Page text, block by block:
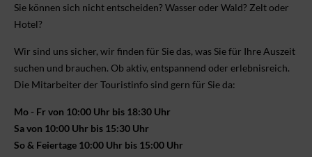
Sie können sich nicht ent­scheiden? Wasser oder Wald? Zelt oder
Hotel?
Wir sind uns sicher, wir finden für Sie das, was Sie für Ihre Aus­zeit
suchen und brauchen. Ob aktiv, ent­spannend oder erlebnis­reich.
Die Mitarbeiter der Touristinfo sind gern für Sie da:
Mo - Fr von 10:00 Uhr bis 18:30 Uhr
Sa von 10:00 Uhr bis 15:30 Uhr
So & Feiertage 10:00 Uhr bis 15:00 Uhr